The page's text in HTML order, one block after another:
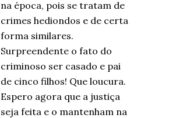
na época, pois se tratam de
crimes hediondos e de certa
forma similares.
Surpreendente o fato do
criminoso ser casado e pai
de cinco filhos! Que loucura.
Espero agora que a justiça
seja feita e o mantenham na